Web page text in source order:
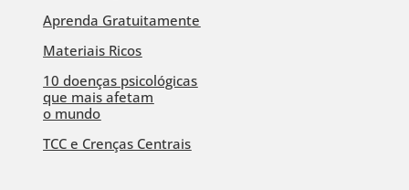
Aprenda Gratuitamente
Materiais Ricos
10 doenças psicológicas
que mais afetam
o mundo
TCC e Crenças Centrais